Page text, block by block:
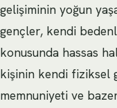
gelişiminin yoğun
gençler, kendi
konusunda hassas
kişinin kendi fiziksel
memnuniyeti ve